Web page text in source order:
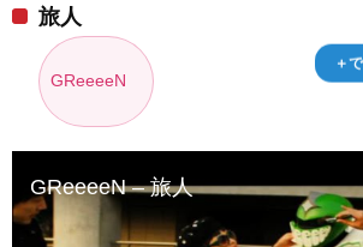
＋
旅人
GReeeeN
GReeeeN – 旅人